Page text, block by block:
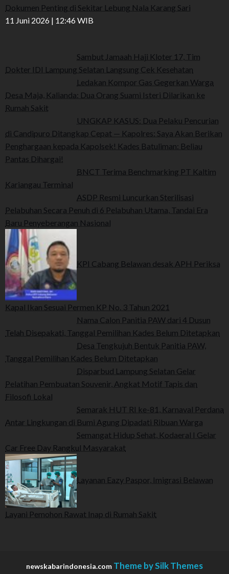
Dokumen Penting di Sekitar Lebung Nala Karang Sari
11 Juni 2026 | 12:46 WIB
Sambut Jamaah Haji Kloter 17, Tim
Dokter IDI Lampung Selatan Langsung Cek Kesehatan
Ledakan Kompor Gas Gegerkan Warga
Desa Maja, Kalianda: Dua Orang Suami Isteri Dilarikan ke
Rumah Sakit
UNGKAP KASUS: Dua Pelaku Pencurian
di Candipuro Ditangkap Cepat — Kapolres: Saya Akan Berikan
Penghargaan kepada Kapolsek! Kades Batuliman: Beliau
Pantas Dihargai!
BNCT Terima Benchmarking PT Kaltim
Kariangau Terminal
ASDP Resmi Luncurkan Sterilisasi
Pelabuhan Secara Penuh di 6 Pelabuhan Utama, Tandai Era
Baru Penyeberangan Nasional
KPI Cabang Belawan desak APH Periksa
Kapal Ikan Sesuai Permen KP No. 3 Tahun 2021
Nama Calon Panitia PAW dari 4 Dusun
Telah Disepakati, Tanggal Pemilihan Kades Belum Ditetapkan
Desa Tengkujuh Bentuk Panitia PAW,
Tanggal Pemilihan Kades Belum Ditetapkan
Disparbud Lampung Selatan Gelar
Pelatihan Pembuatan Souvenir, Angkat Motif Tapis dan
Filosofi Lokal
Semarak HUT RI ke-81, Karnaval Perdana
Antar Lingkungan di Bumi Agung Dipadati Ribuan Warga
Semangat Hidup Sehat, Kodaeral I Gelar
Car Free Day Rangkul Masyarakat
Layanan Eazy Paspor, Imigrasi Belawan
Layani Pemohon Rawat Inap di Rumah Sakit
newskabarindonesia.com Theme by Silk Themes